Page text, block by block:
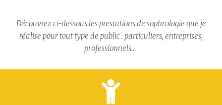
Découvrez ci-dessous les prestations de sophrologie que je
réalise pour tout type de public : particuliers, entreprises,
professionnels…